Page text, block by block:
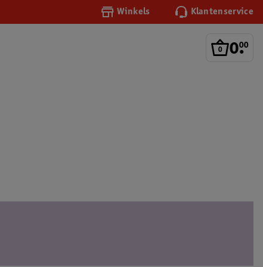
Winkels Klantenservice
0.
00